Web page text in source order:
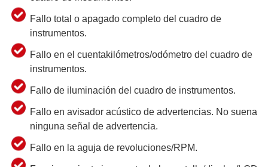
Fallo total o apagado completo del cuadro de
instrumentos.
Fallo en el cuentakilómetros/odómetro del cuadro de
instrumentos.
Fallo de iluminación del cuadro de instrumentos.
Fallo en avisador acústico de advertencias. No suena
ninguna señal de advertencia.
Fallo en la aguja de revoluciones/RPM.